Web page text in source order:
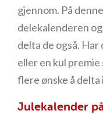
gjennom. På
delekalenderen
delta de også.
eller en kul premie
flere ønske å
Julekalender